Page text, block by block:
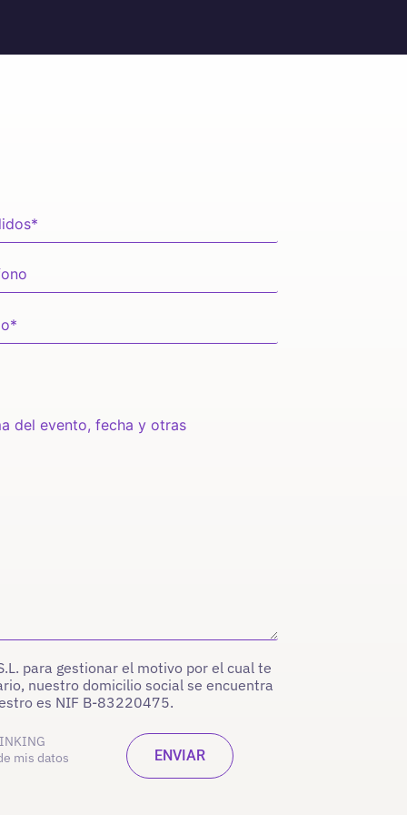
para gestionar el motivo por el cual te
nuestro domicilio social se encuentra
es NIF B-83220475.
mis datos